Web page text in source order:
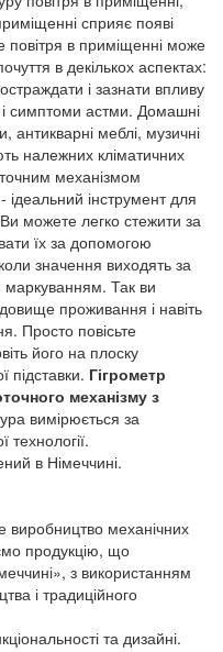
сприяє появі
повітря в приміщенні може
в декількох аспектах:
і зазнати впливу
і симптоми астми. Домашні
антикварні меблі, музичні
належних кліматичних
механізмом
ідеальний інструмент для
можете легко стежити за
їх за допомогою
значення виходять за
маркуванням. Так ви
проживання і навіть
Просто повісьте
його на плоску
Гігрометр
механізму з
вимірюється за
в Німеччині.
механічних
продукцію, що
з використанням
і традиційного
та дизайні.